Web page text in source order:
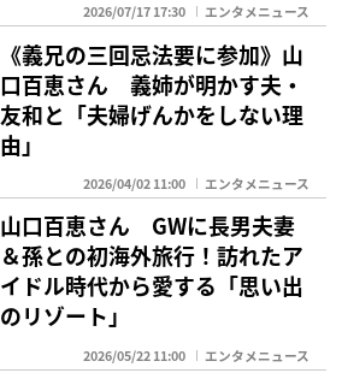
2026/07/17 17:30 エンタメニュース
《義兄の三回忌法要に参加》山
口百恵さん 義姉が明かす夫・
友和と「夫婦げんかをしない理
由」
2026/04/02 11:00 エンタメニュース
山口百恵さん GWに長男夫妻
＆孫との初海外旅行！訪れたア
イドル時代から愛する「思い出
のリゾート」
2026/05/22 11:00 エンタメニュース